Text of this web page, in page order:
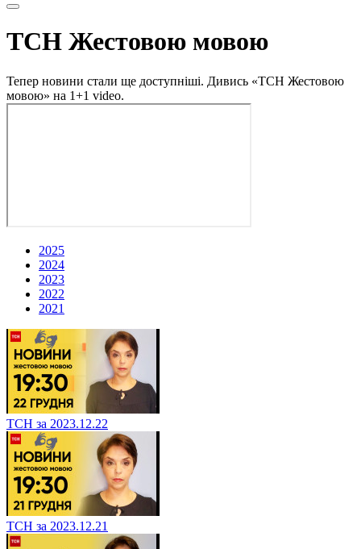
ТСН Жестовою мовою
Тепер новини стали ще доступніші. Дивись «ТСН Жестовою
мовою» на 1+1 video.
2025
2024
2023
2022
2021
ТСН за 2023.12.22
ТСН за 2023.12.21